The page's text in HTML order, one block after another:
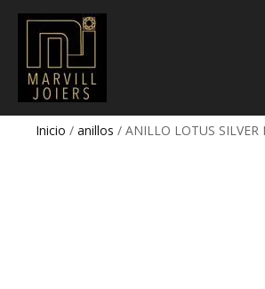
Inicio / anillos / ANILLO LOTUS SILVER